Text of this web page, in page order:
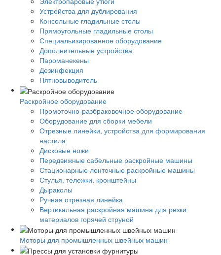
Устройства для дублирования
Консольные гладильные столы
Прямоугольные гладильные столы
Специальизированное оборудование
Дополнительные устройства
Пароманекены
Дезинфекция
Пятновыводитель
Раскройное оборудование
Промоточно-разбраковочное оборудование
Оборудование для сборки мебели
Отрезные линейки, устройства для формирования
настила
Дисковые ножи
Передвижные сабельные раскройные машины
Стационарные ленточные раскройные машины
Стулья, тележки, кронштейны
Дыраколы
Ручная отрезная линейка
Вертикальная раскройная машина для резки
материалов горячей струной
Моторы для промышленных швейных машин